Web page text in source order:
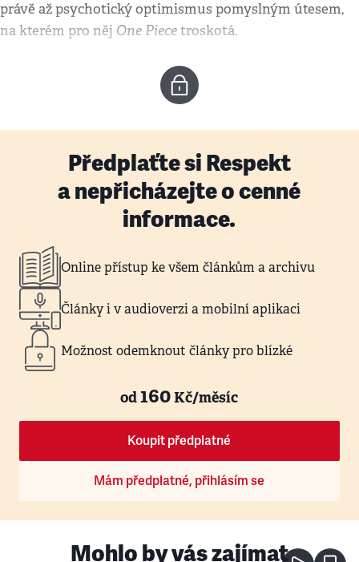
právě až psychotický optimismus pomyslným útesem,
na kterém pro něj One Piecetroskotá.
Předplaťte si Respekt
a nepřicházejte o cenné
informace.
Online přístup ke všem článkům a archivu
Články i v audioverzi a mobilní aplikaci
Možnost odemknout články pro blízké
od160Kč/měsíc
Koupit předplatné
Mám předplatné, přihlásím se
Mohlo by vás zajímat